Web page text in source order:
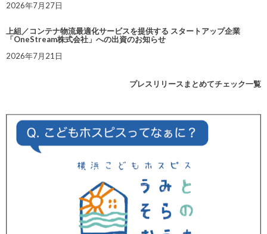
2026年7月27日
上組／コンテナ物流最適化サービスを提供する スタートアップ企業
「OneStream株式会社」への出資のお知らせ
2026年7月21日
プレスリリースまとめてチェック一覧